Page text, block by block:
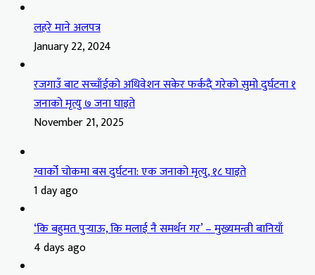
लहरे माने अलपत्र
January 22, 2024
रजगाउँ बाट सच्चाँईको अधिवेशन सकेर फर्कदै गरेको सुमो दुर्घटना १
जनाको मृत्यु ७ जना घाइते
November 21, 2025
ग्वार्को चोकमा बस दुर्घटना: एक जनाको मृत्यु, १८ घाइते
1 day ago
‘कि बहुमत पुर्‍याऊ, कि मलाई नै समर्थन गर’ – मुख्यमन्त्री बानियाँ
4 days ago